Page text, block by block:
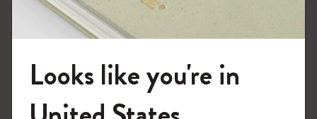
モレスキンの世界へようこそ
Looks like you're in